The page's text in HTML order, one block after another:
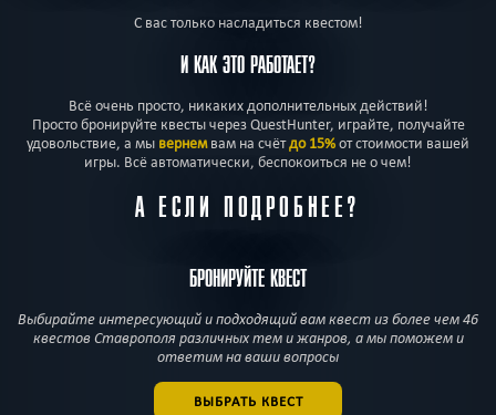
С вас только насладиться квестом!
И КАК ЭТО РАБОТАЕТ?
Всё очень просто, никаких дополнительных действий!
Просто бронируйте квесты через QuestHunter, играйте, получайте
удовольствие, а мы вернемвам на счётдо 15%от стоимости вашей
игры. Всё автоматически, беспокоиться не о чем!
А ЕСЛИ ПОДРОБНЕЕ?
БРОНИРУЙТЕ КВЕСТ
Выбирайте интересующий и подходящий вам квест из более чем 46
квестов Ставрополя различных тем и жанров, а мы поможем и
ответим на ваши вопросы
ВЫБРАТЬ КВЕСТ